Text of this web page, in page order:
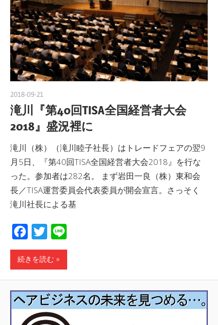
2018-09-21
滝川『第40回TISA全国経営者大会
2018』盛況裡に
滝川（株）（滝川睦子社長）はトレードフェアの翌9
月5日、『第40回TISA全国経営者大会2018』を行な
った。参加者は282名。 まず岩田一良（株）東和会
長／TISA運営委員会代表委員が開会宣言。さっそく
滝川社長による基
Facebook
Twitter
続きを読む